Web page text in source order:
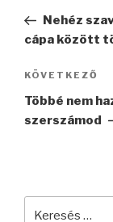
bejegyzés
Nehéz
cápa között
Következő
bejegyzés
KÖVETKEZŐ
Többé nem
szerszámod